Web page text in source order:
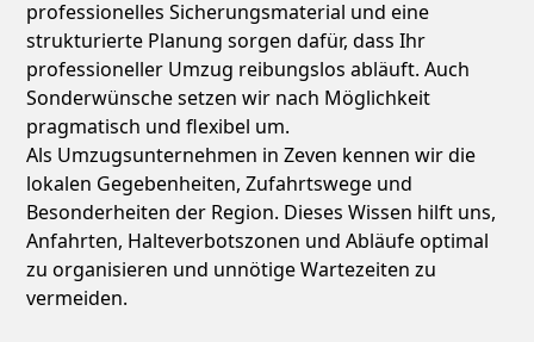
professionelles Sicherungsmaterial und eine
strukturierte Planung sorgen dafür, dass Ihr
professioneller Umzug reibungslos abläuft. Auch
Sonderwünsche setzen wir nach Möglichkeit
pragmatisch und flexibel um.
Als Umzugsunternehmen in Zeven kennen wir die
lokalen Gegebenheiten, Zufahrtswege und
Besonderheiten der Region. Dieses Wissen hilft uns,
Anfahrten, Halteverbotszonen und Abläufe optimal
zu organisieren und unnötige Wartezeiten zu
vermeiden.